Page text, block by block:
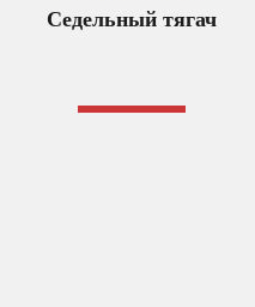
Седельный тягач